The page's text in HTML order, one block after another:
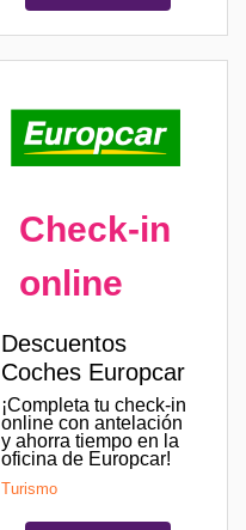
Check-in
online
Descuentos
Coches Europcar
¡Completa tu check-in
online con antelación
y ahorra tiempo en la
oficina de Europcar!
Turismo